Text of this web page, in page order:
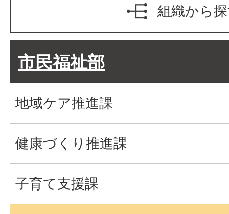
組織から
市民福祉部
地域ケア推進課
健康づくり推進課
子育て支援課